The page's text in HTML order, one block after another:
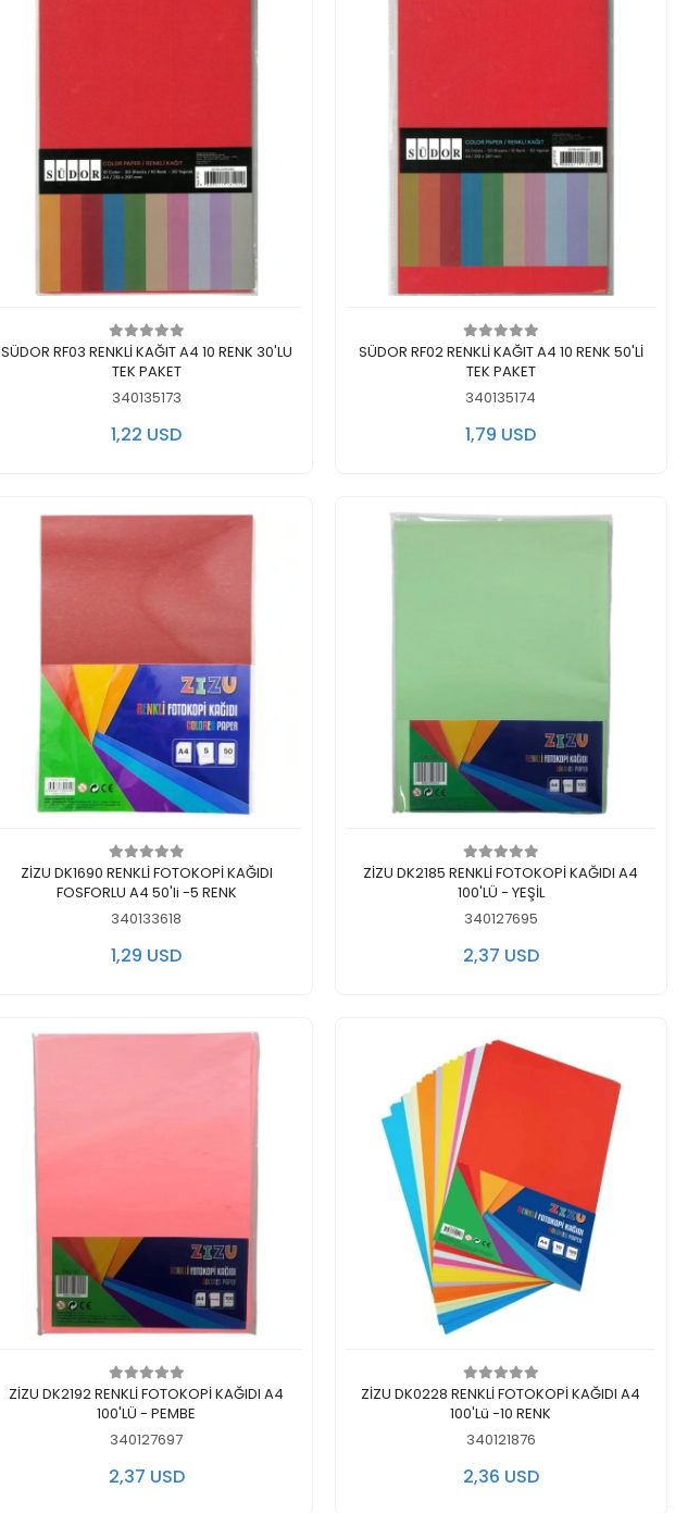
Add to cart
SÜDOR RF03 RENKLİ KAĞIT A4 10 RENK 30'LU
TEK PAKET
340135173
1,22 USD
Add to cart
SÜDOR RF02 RENKLİ KAĞIT A4 10 RENK 50'Lİ
TEK PAKET
340135174
1,79 USD
Add to cart
ZİZU DK1690 RENKLİ FOTOKOPİ KAĞIDI
FOSFORLU A4 50'li -5 RENK
340133618
1,29 USD
Add to cart
ZİZU DK2185 RENKLİ FOTOKOPİ KAĞIDI A4
100'LÜ - YEŞİL
340127695
2,37 USD
Add to cart
ZİZU DK2192 RENKLİ FOTOKOPİ KAĞIDI A4
100'LÜ - PEMBE
340127697
2,37 USD
Add to cart
ZİZU DK0228 RENKLİ FOTOKOPİ KAĞIDI A4
100'Lü -10 RENK
340121876
2,36 USD